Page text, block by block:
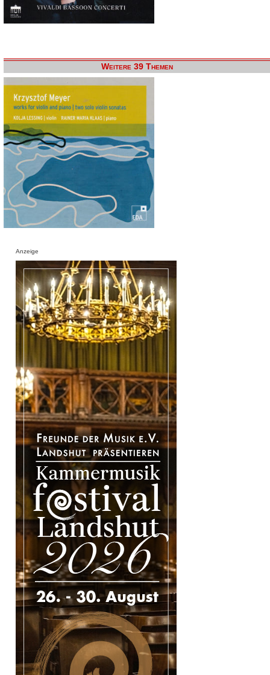
Weitere 39 Themen
Anzeige